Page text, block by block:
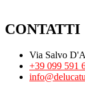
CONTATTI
Via Salvo
+39 099 591